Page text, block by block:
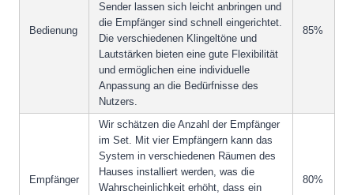
Bedienung
Sender lassen sich leicht anbringen und
die Empfänger sind schnell eingerichtet.
Die verschiedenen Klingeltöne und
Lautstärken bieten eine gute Flexibilität
und ermöglichen eine individuelle
Anpassung an die Bedürfnisse des
Nutzers.
85%
Empfänger
Wir schätzen die Anzahl der Empfänger
im Set. Mit vier Empfängern kann das
System in verschiedenen Räumen des
Hauses installiert werden, was die
Wahrscheinlichkeit erhöht, dass ein
80%